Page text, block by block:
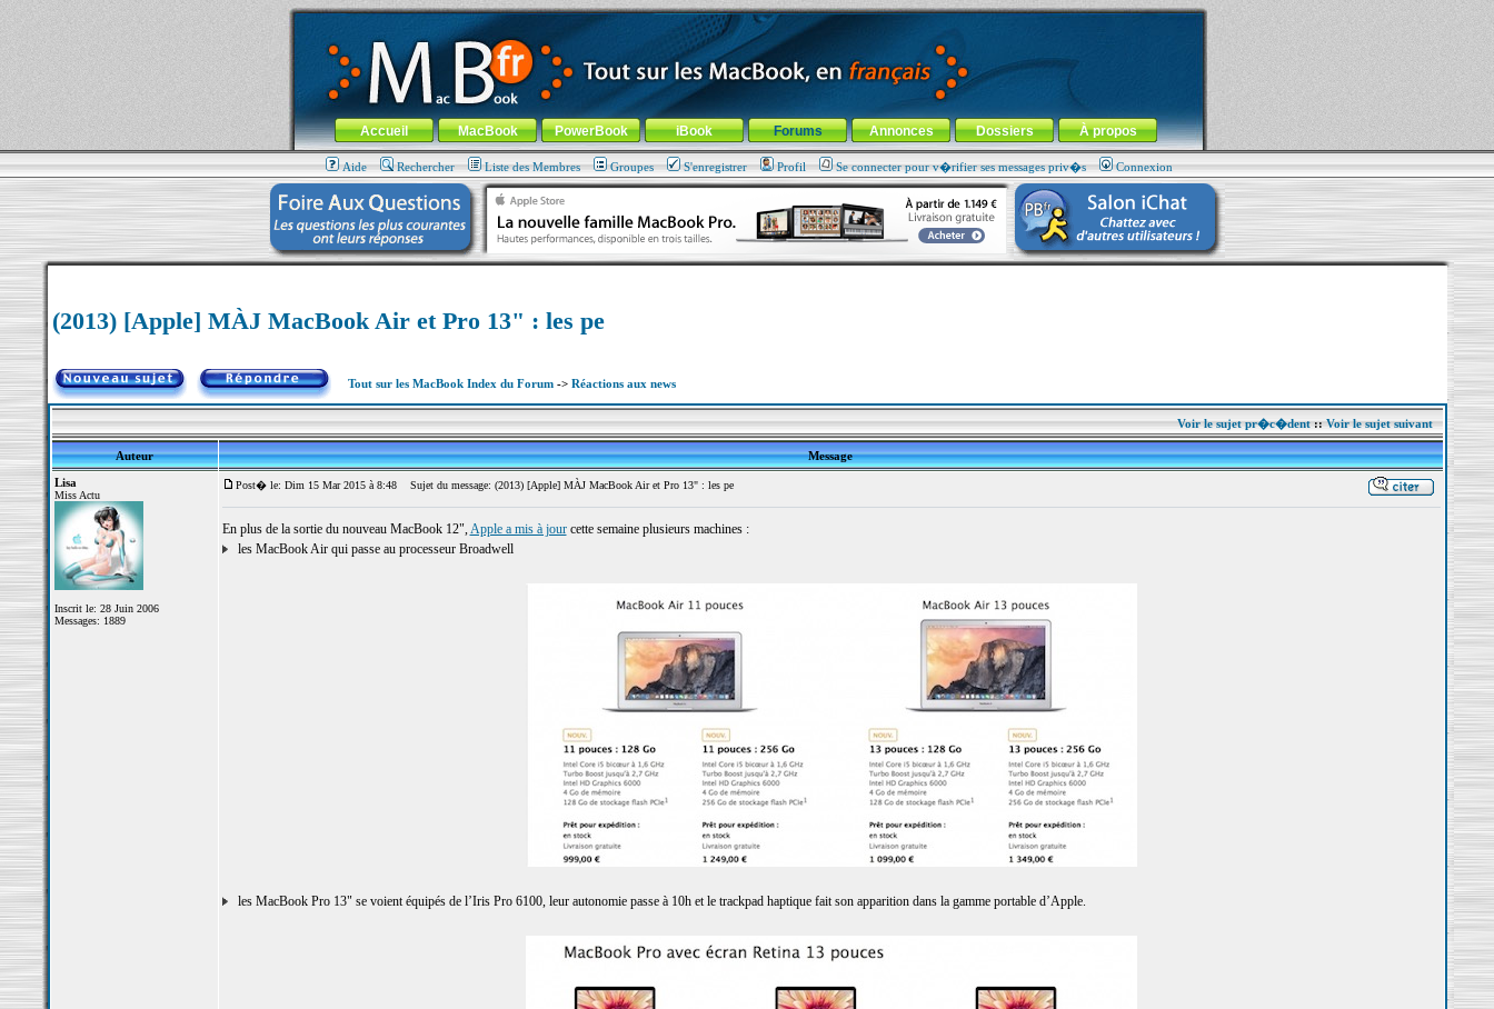
MacBook-fr.com : 100% Apple... 100% nomade !
Aller au contenu-Aller au menu général-Aller au menu de la rubrique
Menu général
Accueil MacBook PowerBook iBook Forums Annonces Dossiers À propos
Aide Rechercher Liste des Membres Groupes S'enregistrer Profil Se connecter pour v�rifier ses messages priv�s Connexion
(2013) [Apple] MÀJ MacBook Air et Pro 13" : les pe
Tout sur les MacBook Index du Forum-> Réactions aux news
Voir le sujet pr�c�dent::Voir le sujet suivant
Auteur
Message
Lisa
Miss Actu
Inscrit le: 28 Juin 2006
Messages: 1889
Post� le: Dim 15 Mar 2015 à 8:48 Sujet du message: (2013) [Apple] MÀJ MacBook Air et Pro 13" : les pe
En plus de la sortie du nouveau MacBook 12",Apple a mis à jourcette semaine plusieurs machines :
les MacBook Air qui passe au processeur Broadwell
les MacBook Pro 13" se voient équipés de l’Iris Pro 6100, leur autonomie passe à 10h et le trackpad haptique fait son apparition dans la gamme portable d’Apple.